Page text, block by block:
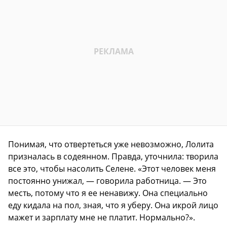
Понимая, что отвертеться уже невозможно, Лолита
призналась в содеянном. Правда, уточнила: творила
все это, чтобы насолить Селене. «Этот человек меня
постоянно унижал, — говорила работница. — Это
месть, потому что я ее ненавижу. Она специально
еду кидала на пол, зная, что я уберу. Она икрой лицо
мажет и зарплату мне не платит. Нормально?».